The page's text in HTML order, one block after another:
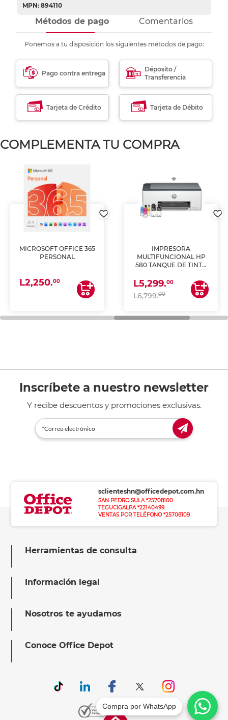
MPN: 894110
Métodos de pago Comentarios
Ponemos a tu disposición los siguientes métodos de pago:
Pago contra entrega
Déposito /
Transferencia
Tarjeta de Crédito Tarjeta de Débito
COMPLEMENTA TU COMPRA
MICROSOFT OFFICE 365
PERSONAL
L2,250.00
IMPRESORA
MULTIFUNCIONAL HP
580 TANQUE DE TINTA
ESCANEA)
L5,299.00
L6,799.00
Inscríbete a nuestro newsletter
Y recibe descuentos y promociones exclusivas.
sclienteshn@officedepot.com.hn
SAN PEDRO SULA *25708100
TEGUCIGALPA *22140499
VENTAS POR TELÉFONO *25708109
Herramientas de consulta
Información legal
Nosotros te ayudamos
Conoce Office Depot
Compra por WhatsApp